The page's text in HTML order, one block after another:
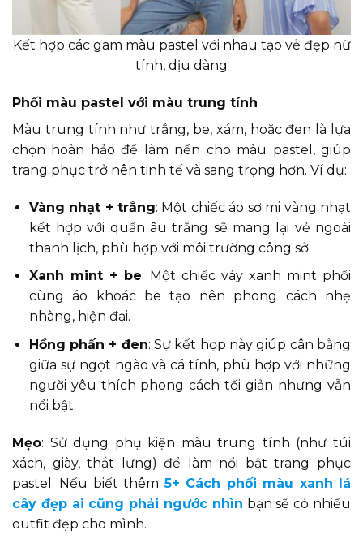
Kết hợp các gam màu pastel với nhau tạo vẻ đẹp nữ
tính, dịu dàng
Phối màu pastel với màu trung tính
Màu trung tính như trắng, be, xám, hoặc đen là lựa
chọn hoàn hảo để làm nền cho màu pastel, giúp
trang phục trở nên tinh tế và sang trọng hơn. Ví dụ:
Vàng nhạt + trắng: Một chiếc áo sơ mi vàng nhạt
kết hợp với quần âu trắng sẽ mang lại vẻ ngoài
thanh lịch, phù hợp với môi trường công sở.
Xanh mint + be: Một chiếc váy xanh mint phối
cùng áo khoác be tạo nên phong cách nhẹ
nhàng, hiện đại.
Hồng phấn + đen: Sự kết hợp này giúp cân bằng
giữa sự ngọt ngào và cá tính, phù hợp với những
người yêu thích phong cách tối giản nhưng vẫn
nổi bật.
Mẹo: Sử dụng phụ kiện màu trung tính (như túi
xách, giày, thắt lưng) để làm nổi bật trang phục
pastel. Nếu biết thêm5+ Cách phối màu xanh lá
cây đẹp ai cũng phải ngước nhìn bạn sẽ có nhiều
outfit đẹp cho mình.